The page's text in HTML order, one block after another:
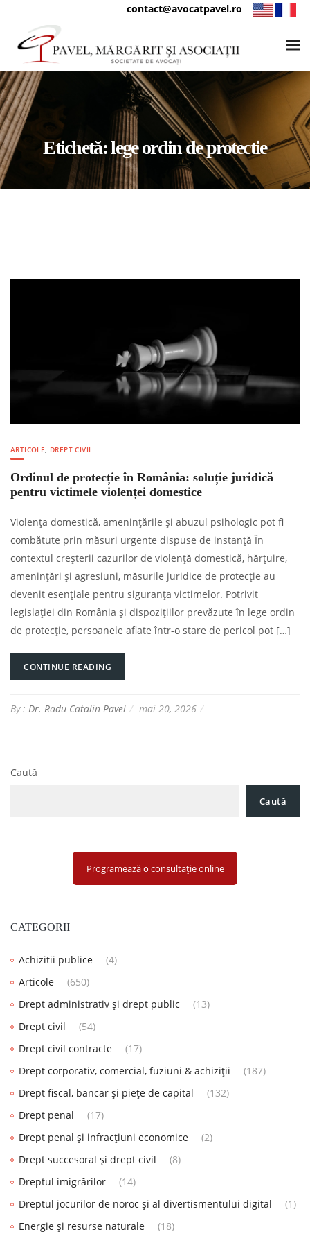
contact@avocatpavel.ro
Etichetă:lege ordin de protectie
ARTICOLE, DREPT CIVIL
Ordinul de protecție în România: soluție juridică
pentru victimele violenței domestice
Violența domestică, amenințările și abuzul psihologic pot fi
combătute prin măsuri urgente dispuse de instanță În
contextul creșterii cazurilor de violență domestică, hărțuire,
amenințări și agresiuni, măsurile juridice de protecție au
devenit esențiale pentru siguranța victimelor. Potrivit
legislației din România și dispozițiilor prevăzute în lege ordin
de protecție, persoanele aflate într-o stare de pericol pot […]
CONTINUE READING
By : Dr. Radu Catalin Pavel mai 20, 2026
Caută
Caută
Programează o consultație online
CATEGORII
Achizitii publice
(4)
Articole
(650)
Drept administrativ și drept public
(13)
Drept civil
(54)
Drept civil contracte
(17)
Drept corporativ, comercial, fuziuni & achiziții
(187)
Drept fiscal, bancar și piețe de capital
(132)
Drept penal
(17)
Drept penal și infracțiuni economice
(2)
Drept succesoral și drept civil
(8)
Dreptul imigrărilor
(14)
Dreptul jocurilor de noroc și al divertismentului digital
(1)
Energie și resurse naturale
(18)